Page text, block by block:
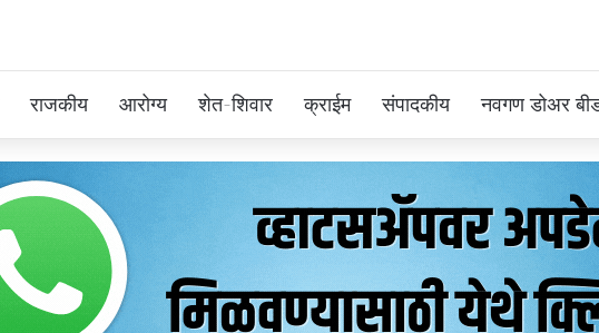
राजकीय आरोग्य शेत-शिवार क्राईम संपादकीय नवगण डोअर